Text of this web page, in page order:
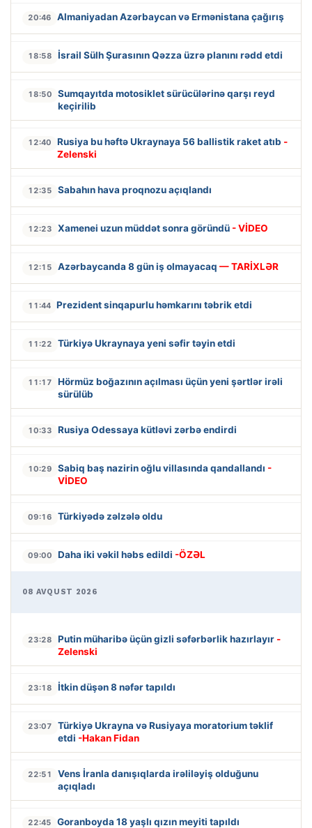
20:46 Almaniyadan Azərbaycan və Ermənistana çağırış
18:58 İsrail Sülh Şurasının Qəzza üzrə planını rədd etdi
18:50
Sumqayıtda motosiklet sürücülərinə qarşı reyd
keçirilib
12:40 Rusiya bu həftə Ukraynaya 56 ballistik raket atıb -
Zelenski
12:35 Sabahın hava proqnozu açıqlandı
12:23 Xamenei uzun müddət sonra göründü - VİDEO
12:15 Azərbaycanda 8 gün iş olmayacaq — TARİXLƏR
11:44 Prezident sinqapurlu həmkarını təbrik etdi
11:22 Türkiyə Ukraynaya yeni səfir təyin etdi
11:17
Hörmüz boğazının açılması üçün yeni şərtlər irəli
sürülüb
10:33 Rusiya Odessaya kütləvi zərbə endirdi
10:29 Sabiq baş nazirin oğlu villasında qandallandı -
VİDEO
09:16 Türkiyədə zəlzələ oldu
09:00 Daha iki vəkil həbs edildi -ÖZƏL
08 AVQUST 2026
23:28 Putin müharibə üçün gizli səfərbərlik hazırlayır -
Zelenski
23:18 İtkin düşən 8 nəfər tapıldı
23:07
Türkiyə Ukrayna və Rusiyaya moratorium təklif
etdi -Hakan Fidan
22:51
Vens İranla danışıqlarda irəliləyiş olduğunu
açıqladı
22:45 Goranboyda 18 yaşlı qızın meyiti tapıldı